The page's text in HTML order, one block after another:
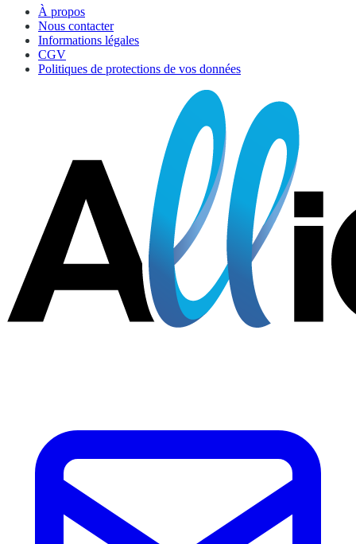
À propos
Nous contacter
Informations légales
CGV
Politiques de protections de vos données